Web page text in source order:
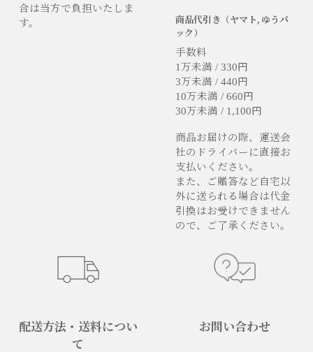
合は当方で負担いたしま
す。
商品代引き（ヤマト, ゆうパ
ック）
手数料
1万未満 / 330円
3万未満 / 440円
10万未満 / 660円
30万未満 / 1,100円
商品お届けの際、運送会
社のドライバーに直接お
支払いください。
また、ご贈答など自宅以
外に送られる場合は代金
引換はお受けできません
ので、ご了承ください。
配送方法・送料につい
て
お問い合わせ